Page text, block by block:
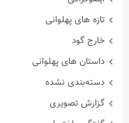
گزارش تصویری
گفتگوی اختصاصی
معرفی زورخانه ها
هنرمندان ورزشکار
ویدیو